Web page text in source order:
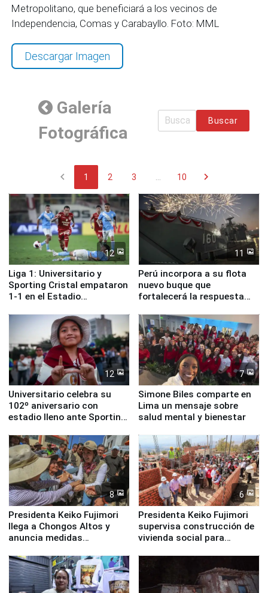
Metropolitano, que beneficiará a los vecinos de
Independencia, Comas y Carabayllo. Foto: MML
Descargar Imagen
Galería
Fotográfica
Buscar
chevron_left 1 2 3 10 chevron_right
12
Liga 1: Universitario y
Sporting Cristal empataron
1-1 en el Estadio
11
Perú incorpora a su flota
nuevo buque que
fortalecerá la respuesta
12
Universitario celebra su
102º aniversario con
estadio lleno ante Sporting
7
Simone Biles comparte en
Lima un mensaje sobre
salud mental y bienestar
8
Presidenta Keiko Fujimori
llega a Chongos Altos y
anuncia medidas
educación, salud y empleo
6
Presidenta Keiko Fujimori
supervisa construcción de
vivienda social para